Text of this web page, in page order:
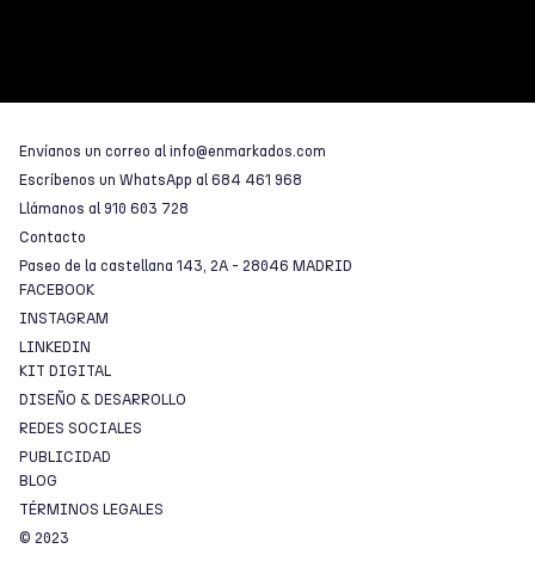
Envíanos un correo al info@enmarkados.com
Escríbenos un WhatsApp al 684 461 968
Llámanos al 910 603 728
Contacto
Paseo de la castellana 143, 2A - 28046 MADRID
FACEBOOK
INSTAGRAM
LINKEDIN
KIT DIGITAL
DISEÑO & DESARROLLO
REDES SOCIALES
PUBLICIDAD
BLOG
TÉRMINOS LEGALES
© 2023